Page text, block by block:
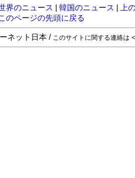
界のニュース 韓国のニュース
上
のページの先頭に戻る
ネット日本 / このサイトに関する連絡は